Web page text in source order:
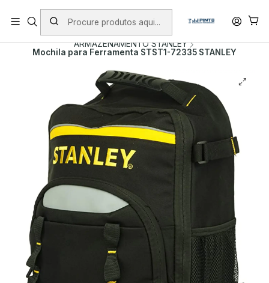
PORTES INCLUÍDOS EM ENCOMENDAS +75€ (excepto ilhas)
Início PRODUTOS
MALAS DE FERRAMENTA
ARMAZENAMENTO STANLEY
Mochila para Ferramenta STST1-72335 STANLEY